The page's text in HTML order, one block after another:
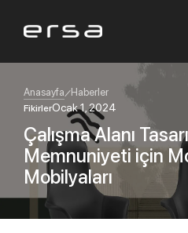
Popular searches
tearmeliadesmikado yoka
Tavsiye Ediyoruz
Anasayfa Haberler
FikirlerOcak 1, 2024
Çalışma Alanı
Memnuniyeti için
Mobilyaları